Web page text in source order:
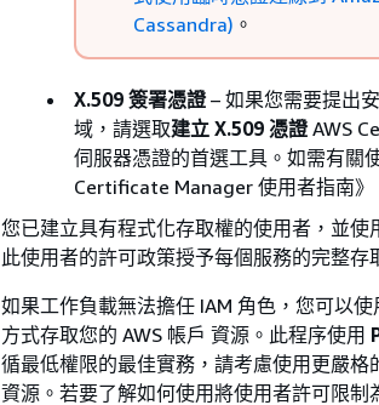
Cassandra) 。
X.509 簽署憑證 – 如果您需要提出
域，請選取建立 X.509 憑證 AWS
伺服器憑證的首選工具。如需有關
Certificate Manager 使用者指南》
您已建立具有程式化存取權的使用者，並使
此使用者的許可政策授予每個服務的完整
如果工作負載無法擔任 IAM 角色，您可以
方式存取您的 AWS 帳戶 資源。此程序使用
循最低權限的最佳實務，請考慮使用更嚴
資源。若要了解如何使用將使用者許可限制